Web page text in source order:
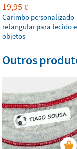
19,95 €
Carimbo personalizado
retangular para tecido e
objetos
Outros